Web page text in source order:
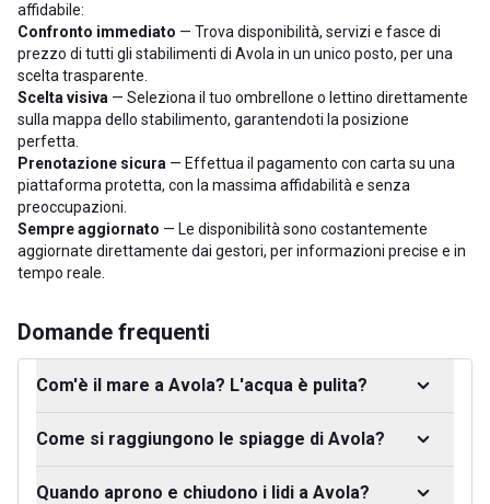
affidabile:
Confronto immediato — Trova disponibilità, servizi e fasce di
prezzo di tutti gli stabilimenti di Avola in un unico posto, per una
scelta trasparente.
Scelta visiva — Seleziona il tuo ombrellone o lettino direttamente
sulla mappa dello stabilimento, garantendoti la posizione
perfetta.
Prenotazione sicura — Effettua il pagamento con carta su una
piattaforma protetta, con la massima affidabilità e senza
preoccupazioni.
Sempre aggiornato — Le disponibilità sono costantemente
aggiornate direttamente dai gestori, per informazioni precise e in
tempo reale.
Domande frequenti
Com'è il mare a Avola? L'acqua è pulita?
Come si raggiungono le spiagge di Avola?
Quando aprono e chiudono i lidi a Avola?